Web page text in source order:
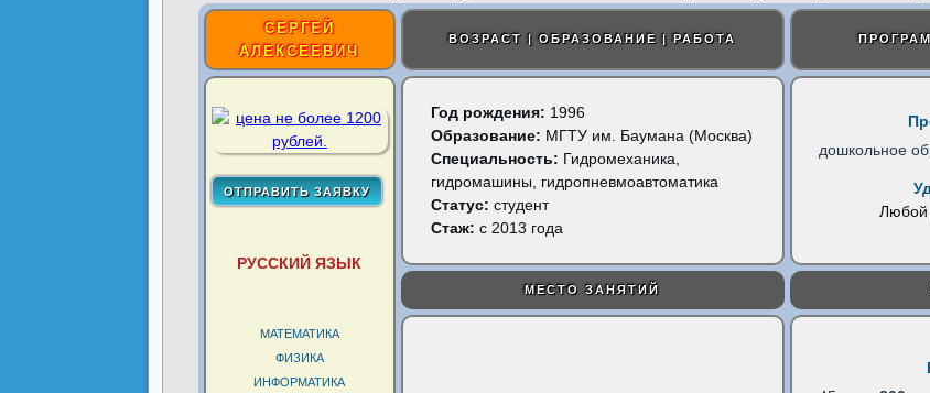
СЕРГЕЙ
АЛЕКСЕЕВИЧ
ВОЗРАСТ | ОБРАЗОВАНИЕ | РАБОТА
РУССКИЙ ЯЗЫК
МАТЕМАТИКА
ФИЗИКА
ИНФОРМАТИКА
Год рождения: 1996
Образование: МГТУ им. Баумана (Москва)
Специальность: Гидромеханика,
гидромашины, гидропневмоавтоматика
Статус: студент
Стаж: с 2013 года
дошкольное
Любой
МЕСТО ЗАНЯТИЙ